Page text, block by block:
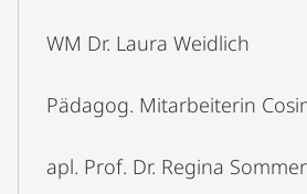
WM Dr. Laura Weidlich
Pädagog. Mitarbeiterin
apl. Prof. Dr. Regina Sommer